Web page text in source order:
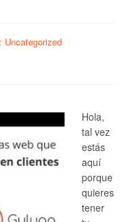
Uncategorized
Hola,
tal vez
estás
aquí
porque
quieres
tener